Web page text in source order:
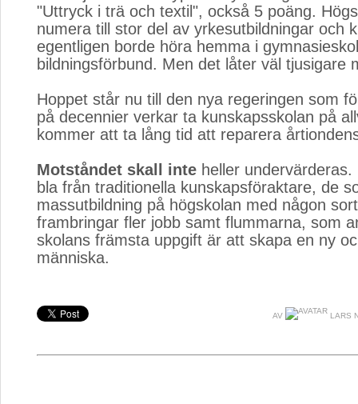
"Uttryck i trä och textil", också 5 poäng.
numera till stor del av yrkesutbildningar och
egentligen borde höra hemma i
bildningsförbund. Men det låter väl tjusigare
Hoppet står nu till den nya regeringen som
på decennier verkar ta kunskapsskolan på
kommer att ta lång tid att reparera
Motståndet skall inte heller
bla från traditionella kunskapsföraktare, de
massutbildning på högskolan med någon
frambringar fler jobb samt flummarna, som
skolans främsta uppgift är att skapa en ny
människa.
AV LARS